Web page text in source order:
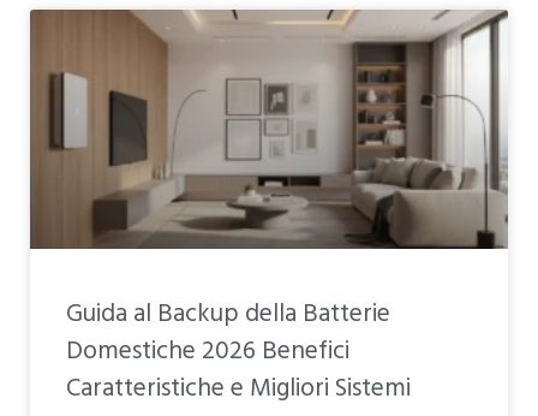
Guida al Backup della Batterie
Domestiche 2026 Benefici
Caratteristiche e Migliori Sistemi